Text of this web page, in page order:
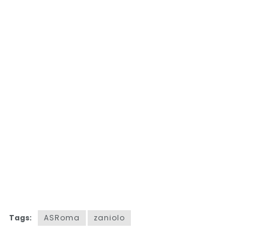
Tags: ASRoma zaniolo